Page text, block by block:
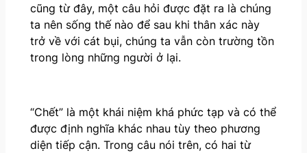
cũng từ đây, một câu hỏi được đặt ra là chúng
ta nên sống thế nào để sau khi thân xác này
trở về với cát bụi, chúng ta vẫn còn trường tồn
trong lòng những người ở lại.
“Chết” là một khái niệm khá phức tạp và có thể
được định nghĩa khác nhau tùy theo phương
diện tiếp cận. Trong câu nói trên, có hai từ